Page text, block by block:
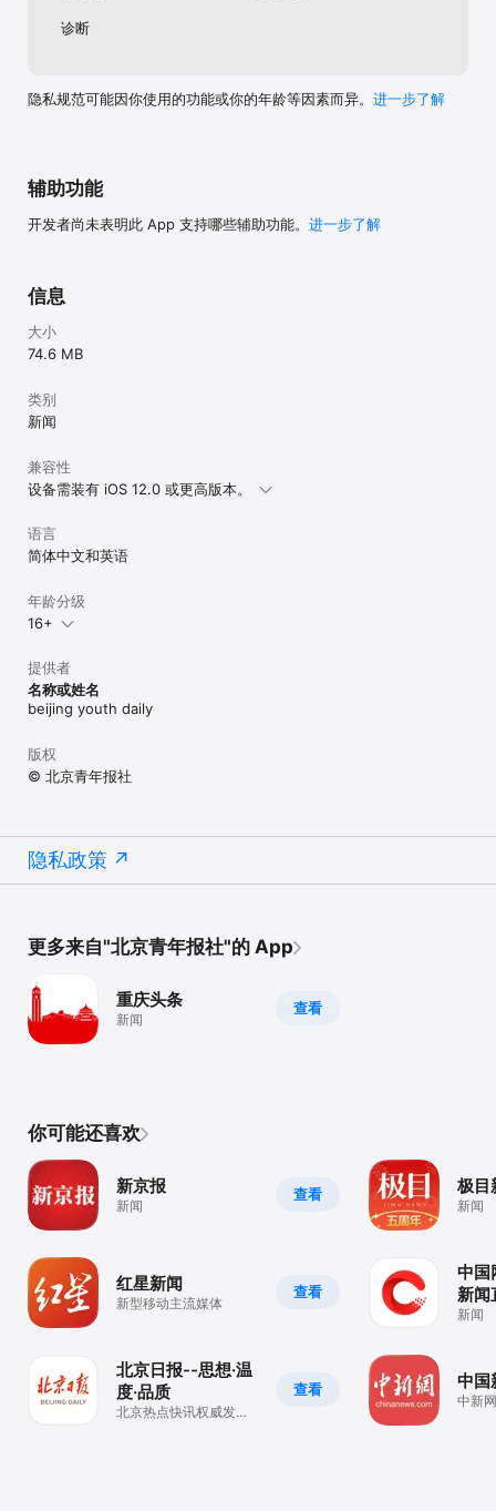
诊断
隐私规范可能因你使用的功能或你的年龄等因素而异。 进一步了解
辅助功能
开发者尚未表明此 App 支持哪些辅助功能。 进一步了解
信息
大小
74.6 MB
类别
新闻
兼容性
设备需装有 iOS 12.0 或更高版本。
语言
简体中文和英语
年龄分级
16+
提供者
名称或姓名
beijing youth daily
版权
© 北京青年报社
隐私政策
更多来自"北京青年报社"的 App
查看
重庆头条
新闻
你可能还喜欢
查看
新京报
新闻
查看
红星新闻
新型移动主流媒体
查看
北京日报--思想·温
度·品质
北京热点快讯权威发布
极目
新闻
中国
新闻
新闻
中国
中新网